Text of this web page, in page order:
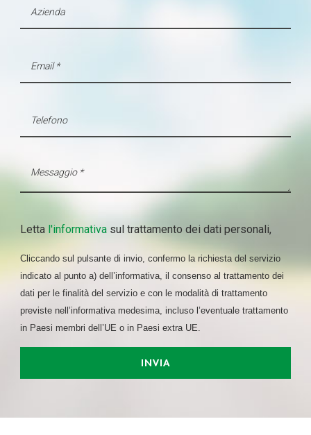
Letta l'informativasul trattamento dei dati personali,
Cliccando sul pulsante di invio, confermo la richiesta del servizio
indicato al punto a) dell’informativa, il consenso al trattamento dei
dati per le finalità del servizio e con le modalità di trattamento
previste nell’informativa medesima, incluso l’eventuale trattamento
in Paesi membri dell’UE o in Paesi extra UE.
INVIA